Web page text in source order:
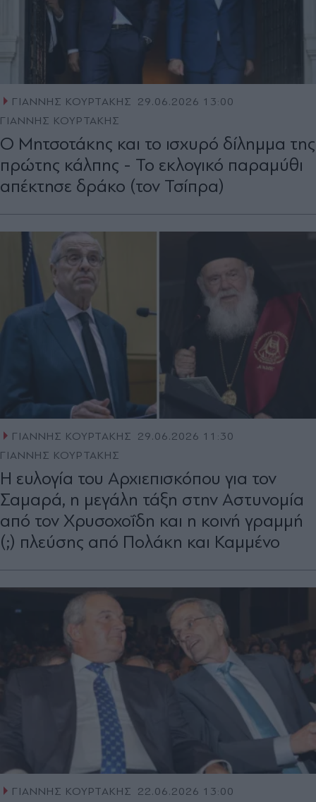
ΓΙΑΝΝΗΣ ΚΟΥΡΤΑΚΗΣ
29.06.2026 13:00
ΓΙΑΝΝΗΣ ΚΟΥΡΤΑΚΗΣ
Ο Μητσοτάκης και το ισχυρό δίληµµα της
πρώτης κάλπης - Το εκλογικό παραμύθι
απέκτησε δράκο (τον Τσίπρα)
ΓΙΑΝΝΗΣ ΚΟΥΡΤΑΚΗΣ
29.06.2026 11:30
ΓΙΑΝΝΗΣ ΚΟΥΡΤΑΚΗΣ
Η ευλογία του Αρχιεπισκόπου για τον
Σαµαρά, η µεγάλη τάξη στην Αστυνοµία
από τον Χρυσοχοΐδη και η κοινή γραμμή
(;) πλεύσης από Πολάκη και Καμμένο
ΓΙΑΝΝΗΣ ΚΟΥΡΤΑΚΗΣ 22.06.2026 13:00